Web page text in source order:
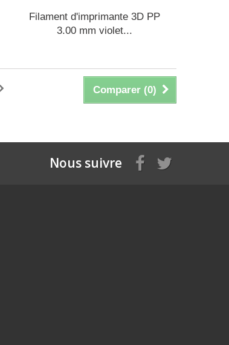
Filament d'imprimante 3D PP
3.00 mm violet...
Comparer (0)
Nous suivre